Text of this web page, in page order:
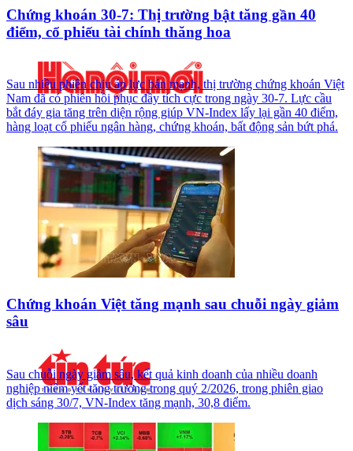
Chứng khoán 30-7: Thị trường bật tăng gần 40
điểm, cổ phiếu tài chính thăng hoa
Sau nhiều phiên chịu áp lực bán mạnh, thị trường chứng khoán Việt
Nam đã có phiên hồi phục đầy tích cực trong ngày 30-7. Lực cầu
bắt đáy gia tăng trên diện rộng giúp VN-Index lấy lại gần 40 điểm,
hàng loạt cổ phiếu ngân hàng, chứng khoán, bất động sản bứt phá.
Chứng khoán Việt tăng mạnh sau chuỗi ngày giảm
sâu
Sau chuỗi ngày giảm sâu, kết quả kinh doanh của nhiều doanh
nghiệp niêm yết tăng trưởng trong quý 2/2026, trong phiên giao
dịch sáng 30/7, VN-Index tăng mạnh, 30,8 điểm.